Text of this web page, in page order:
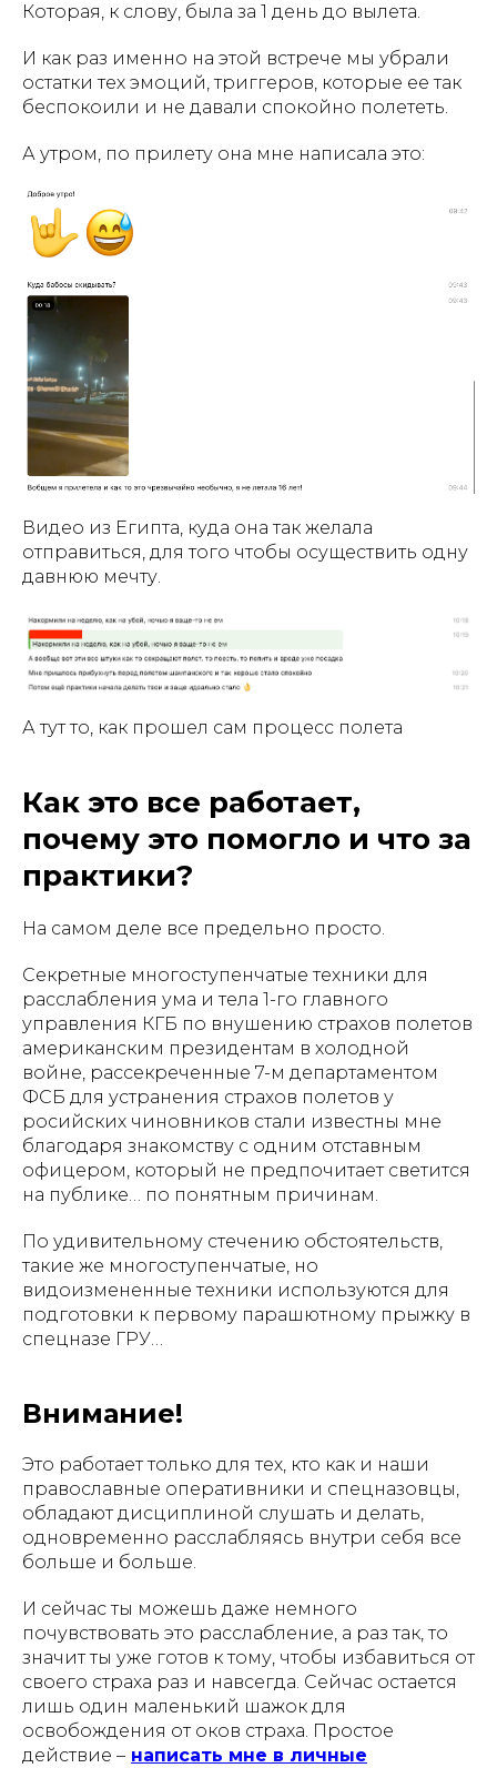
Которая, к слову, была за 1 день до вылета.
И как раз именно на этой встрече мы убрали
остатки тех эмоций, триггеров, которые ее так
беспокоили и не давали спокойно полететь.
А утром, по прилету она мне написала это:
Видео из Египта, куда она так желала
отправиться, для того чтобы осуществить одну
давнюю мечту.
А тут то, как прошел сам процесс полета
Как это все работает,
почему это помогло и что за
практики?
На самом деле все предельно просто.
Секретные многоступенчатые техники для
расслабления ума и тела 1-го главного
управления КГБ по внушению страхов полетов
американским президентам в холодной
войне, рассекреченные 7-м департаментом
ФСБ для устранения страхов полетов у
росийских чиновников стали известны мне
благодаря знакомству с одним отставным
офицером, который не предпочитает светится
на публике… по понятным причинам.
По удивительному стечению обстоятельств,
такие же многоступенчатые, но
видоизмененные техники используются для
подготовки к первому парашютному прыжку в
спецназе ГРУ…
Внимание!
Это работает только для тех, кто как и наши
православные оперативники и спецназовцы,
обладают дисциплиной слушать и делать,
одновременно расслабляясь внутри себя все
больше и больше.
И сейчас ты можешь даже немного
почувствовать это расслабление, а раз так, то
значит ты уже готов к тому, чтобы избавиться от
своего страха раз и навсегда. Сейчас остается
лишь один маленький шажок для
освобождения от оков страха. Простое
действие – написать мне в личные